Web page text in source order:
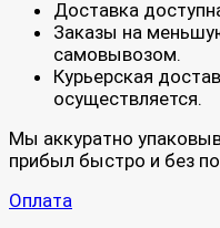
Доставка
Заказы на
самовывозом.
Курьерская
осуществляется.
Мы аккуратно
прибыл быстро и без
Оплата